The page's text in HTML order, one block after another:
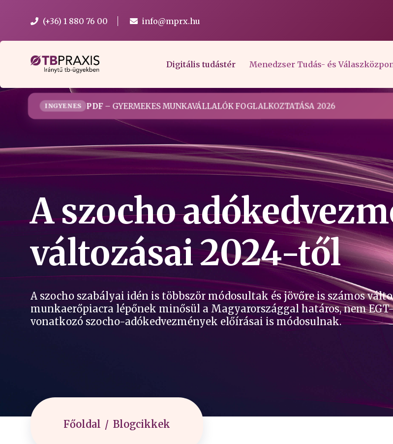
(+36) 1 880 76 00 info@mprx.hu
Digitális tudástér Menedzser Tudás- és
INGYENES PDF – GYERMEKES MUNKAVÁLLALÓK FOGLALKOZTATÁSA 2026
A szocho
változásai 2024-től
A szocho szabályai idén is többször módosultak és jövőre is számos
munkaerőpiacra lépőnek minősül a Magyarországgal határos, nem
vonatkozó szocho-adókedvezmények előírásai is módosulnak.
Főoldal Blogcikkek